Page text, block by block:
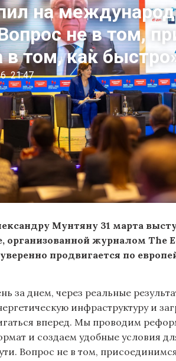
на
не в том,
том, как
21:47
Мунтяну 31 марта
организованной журналом The
продвигается по
за днем, через реальные
инфраструктуру и
вперед. Мы проводим
и создаем удобные условия
Вопрос не в том,